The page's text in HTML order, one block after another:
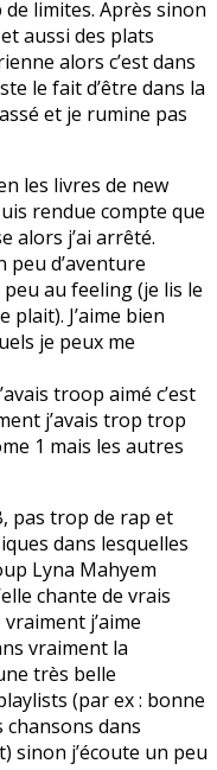
limites. Après sinon
aussi des plats
alors c’est dans
le fait d’être dans la
et je rumine pas
les livres de new
rendue compte que
alors j’ai arrêté.
peu d’aventure
au feeling (je lis le
plait). J’aime bien
je peux me
troop aimé c’est
j’avais trop trop
1 mais les autres
pas trop de rap et
dans lesquelles
Lyna Mahyem
chante de vrais
j’aime
vraiment la
très belle
(par ex : bonne
chansons dans
sinon j’écoute un peu